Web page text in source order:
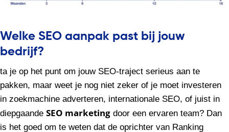
Welke SEO aanpak past bij jouw
bedrijf?
ta je op het punt om jouw SEO-traject serieus aan te
pakken, maar weet je nog niet zeker of je moet investeren
in zoekmachine adverteren, internationale SEO, of juist in
diepgaande SEO marketing door een ervaren team? Dan
is het goed om te weten dat de oprichter van Ranking